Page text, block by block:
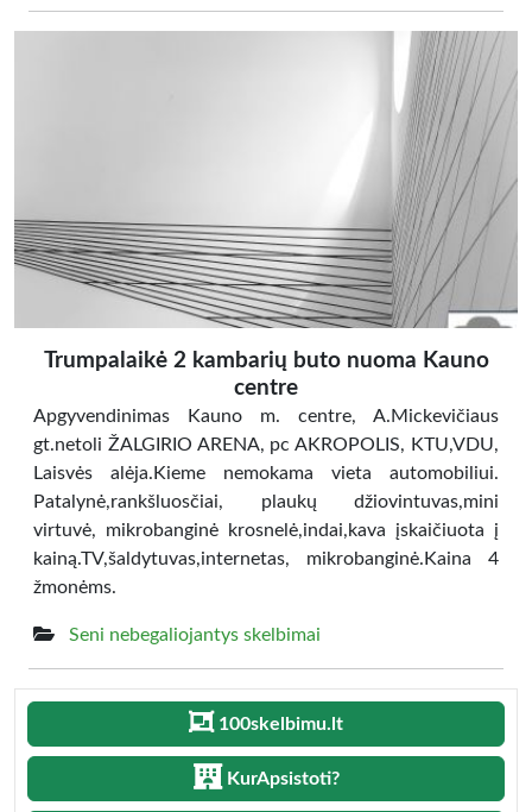
Trumpalaikė 2 kambarių buto nuoma Kauno
centre
Apgyvendinimas Kauno m. centre, A.Mickevičiaus
gt.netoli ŽALGIRIO ARENA, pc AKROPOLIS, KTU,VDU,
Laisvės alėja.Kieme nemokama vieta automobiliui.
Patalynė,rankšluosčiai, plaukų džiovintuvas,mini
virtuvė, mikrobanginė krosnelė,indai,kava įskaičiuota į
kainą.TV,šaldytuvas,internetas, mikrobanginė.Kaina 4
žmonėms.
Seni nebegaliojantys skelbimai
100skelbimu.lt
KurApsistoti?